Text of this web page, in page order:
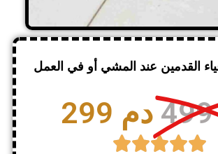
القدمين عند المشي أو في العمل
299 دم
